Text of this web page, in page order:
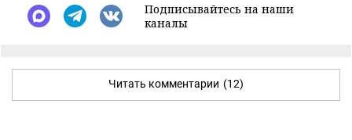
Подписывайтесь на наши
каналы
Читать комментарии (12)